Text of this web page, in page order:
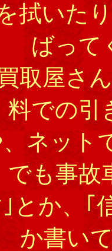
拭いた
ばって
取屋さ
料での引
ネット
でも事故
とか、｢
か書い